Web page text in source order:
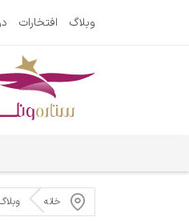
وبلاگ افتخارات
خانه